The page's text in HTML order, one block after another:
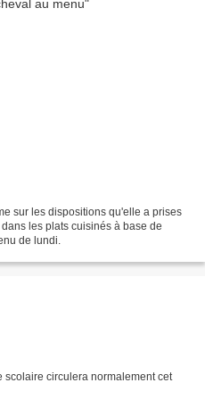
sur les dispositions qu'elle a prises
les plats cuisinés à base de
de lundi.
scolaire circulera normalement cet